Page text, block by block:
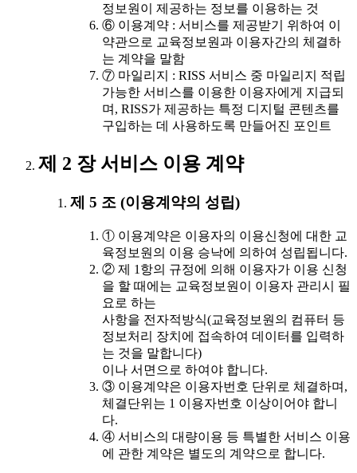
정보원이 제공하는 정보를 이용하는 것
⑥ 이용계약 : 서비스를 제공받기 위하여 이
약관으로 교육정보원과 이용자간의 체결하
는 계약을 말함
⑦ 마일리지 : RISS 서비스 중 마일리지 적립
가능한 서비스를 이용한 이용자에게 지급되
며, RISS가 제공하는 특정 디지털 콘텐츠를
구입하는 데 사용하도록 만들어진 포인트
제 2 장 서비스 이용 계약
제 5 조 (이용계약의 성립)
① 이용계약은 이용자의 이용신청에 대한 교
육정보원의 이용 승낙에 의하여 성립됩니다.
② 제 1항의 규정에 의해 이용자가 이용 신청
을 할 때에는 교육정보원이 이용자 관리시 필
요로 하는
사항을 전자적방식(교육정보원의 컴퓨터 등
정보처리 장치에 접속하여 데이터를 입력하
는 것을 말합니다)
이나 서면으로 하여야 합니다.
③ 이용계약은 이용자번호 단위로 체결하며,
체결단위는 1 이용자번호 이상이어야 합니
다.
④ 서비스의 대량이용 등 특별한 서비스 이용
에 관한 계약은 별도의 계약으로 합니다.